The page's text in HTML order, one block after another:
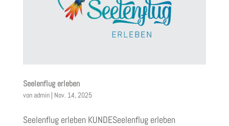
Seelenflug erleben
von admin| Nov. 14, 2025
Seelenflug erleben KUNDESeelenflug erleben